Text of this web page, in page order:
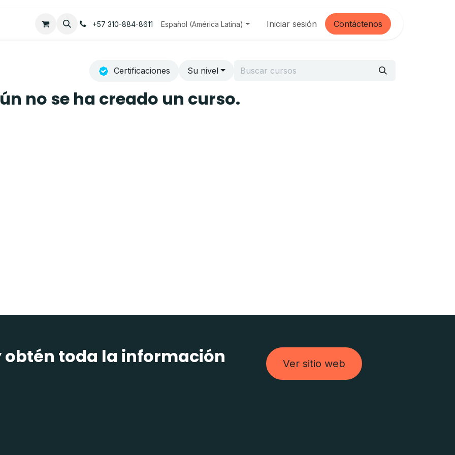
Contáctenos+57 310-884-8611 Español (América Latina) Iniciar sesión Contáctenos
Su nivel
Certificaciones
no se ha creado un curso.
obtén toda la información Ver sitio web